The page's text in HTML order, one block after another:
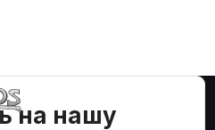
на нашу